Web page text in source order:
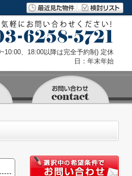
、18:00以降は完全予約制) 定休
日：年末年始